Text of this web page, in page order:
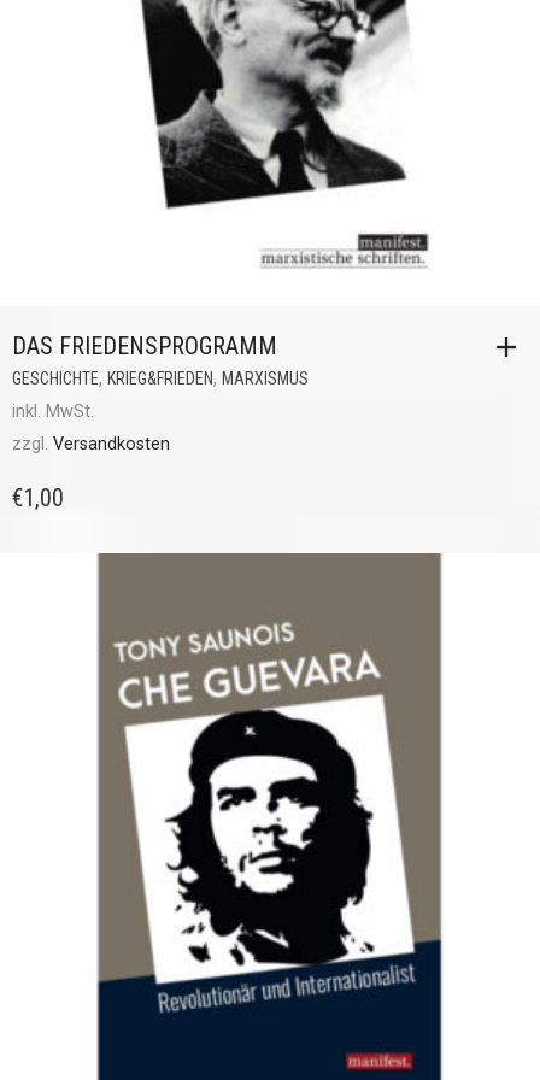
DAS FRIEDENSPROGRAMM
GESCHICHTE, KRIEG&FRIEDEN, MARXISMUS
inkl. MwSt.
zzgl. Versandkosten
€1,00